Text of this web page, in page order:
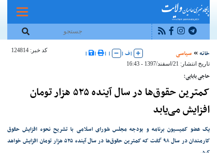
خانه سیاسی |ف |
|
|
|
|
کد خبر: 124814
تاریخ انتشار: 21/اسفند/1397 - 16:43
حاجی بابایی:
کمترین حقوق‌ها در سال آینده ۵۲۵ هزار تومان
افزایش می‌یابد
یک عضو کمیسیون برنامه و بودجه مجلس شورای اسلامی با تشریح نحوه افزایش حقوق
کارمندان در سال ۹۸ گفت که کمترین حقوق‌ها در سال آینده ۵۲۵ هزار تومان افزایش خواهد